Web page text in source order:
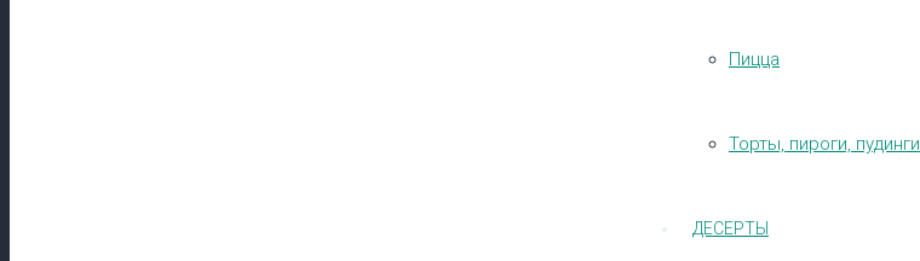
Пицца
Торты, пироги, пудинги
ДЕСЕРТЫ